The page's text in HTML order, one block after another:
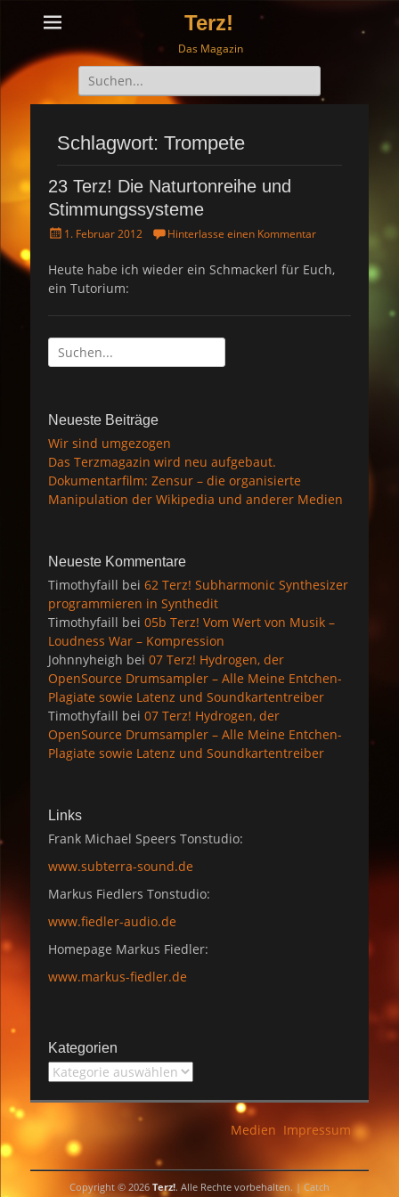
Terz!
Das Magazin
Suche
nach:
Schlagwort: Trompete
23 Terz! Die Naturtonreihe und
Stimmungssysteme
P
s
e
d
1. Februar 2012 Hinterlasse einen Kommentar
Heute habe ich wieder ein Schmackerl für Euch,
ein Tutorium:
Suche
nach:
Neueste Beiträge
Wir sind umgezogen
Das Terzmagazin wird neu aufgebaut.
Dokumentarfilm: Zensur – die organisierte
Manipulation der Wikipedia und anderer Medien
Neueste Kommentare
Timothyfaill bei 62 Terz! Subharmonic Synthesizer
programmieren in Synthedit
Timothyfaill bei 05b Terz! Vom Wert von Musik –
Loudness War – Kompression
Johnnyheigh bei 07 Terz! Hydrogen, der
OpenSource Drumsampler – Alle Meine Entchen-
Plagiate sowie Latenz und Soundkartentreiber
Timothyfaill bei 07 Terz! Hydrogen, der
OpenSource Drumsampler – Alle Meine Entchen-
Plagiate sowie Latenz und Soundkartentreiber
Links
Frank Michael Speers Tonstudio:
www.subterra-sound.de
Markus Fiedlers Tonstudio:
www.fiedler-audio.de
Homepage Markus Fiedler:
www.markus-fiedler.de
Kategorien
Kategorien
Medien Impressum
Copyright © 2026 Terz!. Alle Rechte vorbehalten. | Catch